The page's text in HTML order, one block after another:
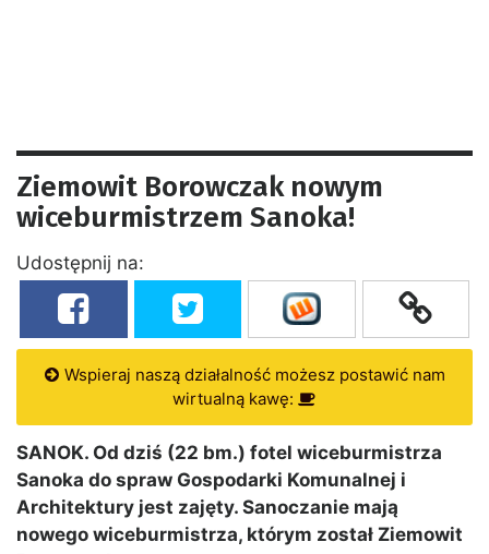
Ziemowit Borowczak nowym
wiceburmistrzem Sanoka!
Udostępnij na:
Wspieraj naszą działalność możesz postawić nam
wirtualną kawę:
SANOK. Od dziś (22 bm.) fotel wiceburmistrza
Sanoka do spraw Gospodarki Komunalnej i
Architektury jest zajęty. Sanoczanie mają
nowego wiceburmistrza, którym został Ziemowit